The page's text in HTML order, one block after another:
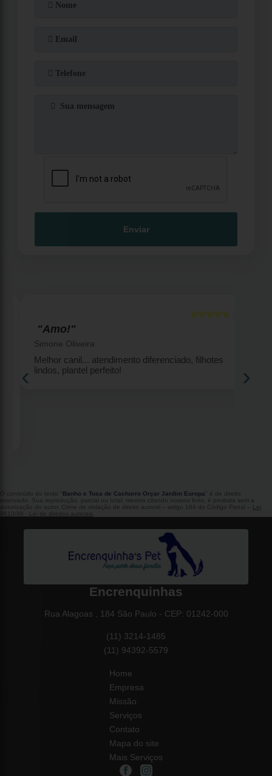
Enviar
☆☆☆☆☆
"Amo!"
Simone Oliveira
Melhor canil... atendimento diferenciado, filhotes
lindos, plantel perfeito!
‹ ›
O conteúdo do texto " Banho e Tosa de Cachorro Orçar Jardim Europa " é de direito
reservado. Sua reprodução, parcial ou total, mesmo citando nossos links, é proibida sem a
autorização do autor. Crime de violação de direito autoral – artigo 184 do Código Penal –
Lei
9610/98 - Lei de direitos autorais .
Encrenquinhas
Rua Alagoas , 184 São Paulo - CEP: 01242-000
(11) 3214-1485
(11) 94392-5579
Home
Empresa
Missão
Serviços
Contato
Mapa do site
Mais Serviços